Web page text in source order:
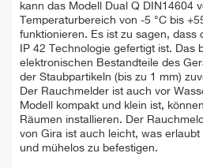
kann das Modell Dual Q DIN14604
Temperaturbereich von -5 °C bis
funktionieren. Es ist zu sagen, dass
IP 42 Technologie gefertigt ist. Das
elektronischen Bestandteile des
der Staubpartikeln (bis zu 1 mm)
Der Rauchmelder ist auch vor
Modell kompakt und klein ist,
Räumen installieren. Der
von Gira ist auch leicht, was
und mühelos zu befestigen.